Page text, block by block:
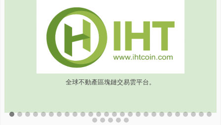
全球不動產區塊鏈交易雲平台。